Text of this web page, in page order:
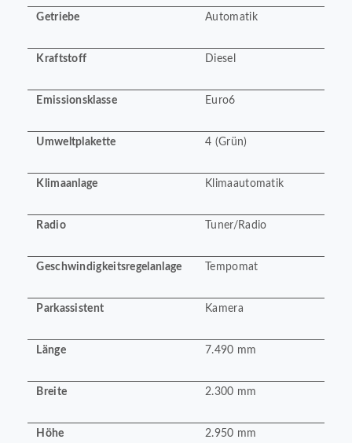
Getriebe Automatik
Kraftstoff Diesel
Emissionsklasse Euro6
Umweltplakette 4 (Grün)
Klimaanlage Klimaautomatik
Radio Tuner/Radio
Geschwindigkeitsregelanlage Tempomat
Parkassistent Kamera
Länge 7.490 mm
Breite 2.300 mm
Höhe 2.950 mm